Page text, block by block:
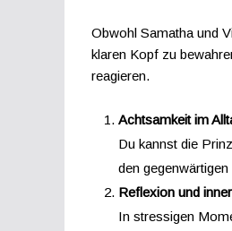
Obwohl Samatha und
klaren Kopf zu
reagieren.
Achtsamkeit im
Du kannst die
den
Reflexion und
In stressigen